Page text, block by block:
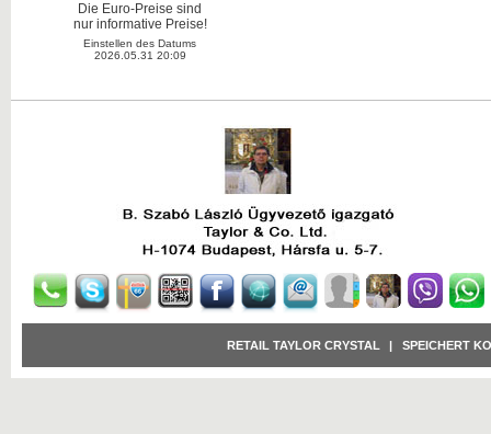
Die Euro-Preise sind
nur informative Preise!
Einstellen des Datums
2026.05.31 20:09
RETAIL TAYLOR CRYSTAL SPEICHERT